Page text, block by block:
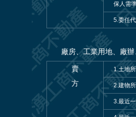
保人需
5.委任
廠房、工業用地、廠
賣
方
1.土地
2.建物
3.最近